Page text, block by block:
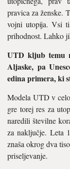
pravica za ženske.
vojni utopija. Vsi
prihodnost. Lahko
UTD kljub temu
Aljaske, pa
edina primera, ki
Modela UTD v
gre torej res za
naredili številne
za naključje. Leta
znaša okrog dva
priseljevanje.